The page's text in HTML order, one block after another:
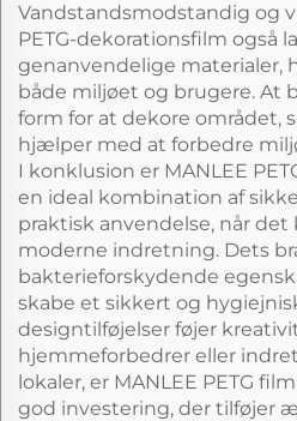
Vandstandsmodstandig og
PETG-dekorationsfilm også
genanvendelige materialer,
både miljøet og brugere. At
form for at dekore området,
hjælper med at forbedre
I konklusion er MANLEE
en ideal kombination af
praktisk anvendelse, når
moderne indretning. Dets
bakterieforskydende
skabe et sikkert og
designtilføjelser føjer
hjemmeforbedrer eller
lokaler, er MANLEE PETG
god investering, der tilføjer